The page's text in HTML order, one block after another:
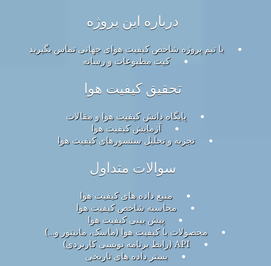
درباره این پروژه
با تیم پروژه شاخص کیفیت هوای جهانی تماس بگیرید
کیت مطبوعات و رسانه
تحقیق کیفیت هوا
پایگاه دانش کیفیت هوا و مقالات
آزمایش کیفیت هوا
تجزیه و تحلیل سنسورهای کیفیت هوا
سوالات متداول
منبع داده های کیفیت هوا
محاسبه شاخص کیفیت هوا
پیش بینی کیفیت هوا
محصولات با کیفیت هوا (ماسک، مانیتور و…)
API (رابط برنامه نویسی کاربردی)
بستر داده های تاریخی